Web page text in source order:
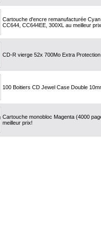
Cartouche d'encre remanufacturée
CC644, CC644EE, 300XL au meilleur
CD-R vierge 52x 700Mo Extra
100 Boitiers CD Jewel Case Double
Cartouche monobloc Magenta (4000
meilleur prix!